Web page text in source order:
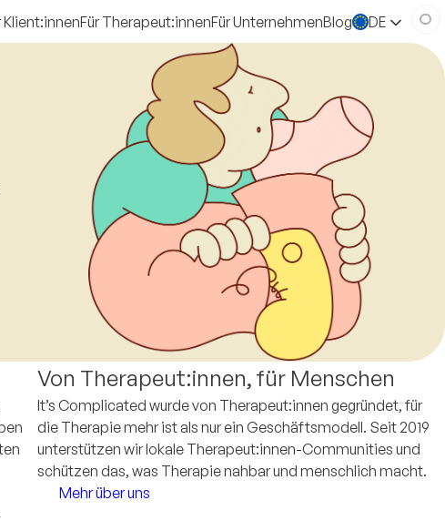
Klient:innenFür Therapeut:innenFür UnternehmenBlog DE
Von Therapeut:innen, für Menschen
It’s Complicated wurde von Therapeut:innen gegründet, für
die Therapie mehr ist als nur ein Geschäftsmodell. Seit 2019
unterstützen wir lokale Therapeut:innen-Communities und
schützen das, was Therapie nahbar und menschlich macht.
Mehr über uns